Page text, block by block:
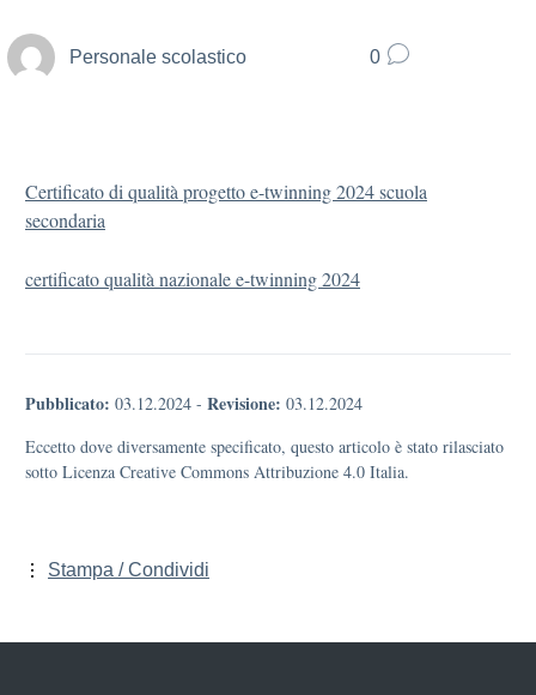
Personale scolastico 0
Certificato di qualità progetto e-twinning 2024 scuola
secondaria
certificato qualità nazionale e-twinning 2024
Pubblicato: 03.12.2024 - Revisione: 03.12.2024
Eccetto dove diversamente specificato, questo articolo è stato rilasciato
sotto Licenza Creative Commons Attribuzione 4.0 Italia.
Stampa / Condividi